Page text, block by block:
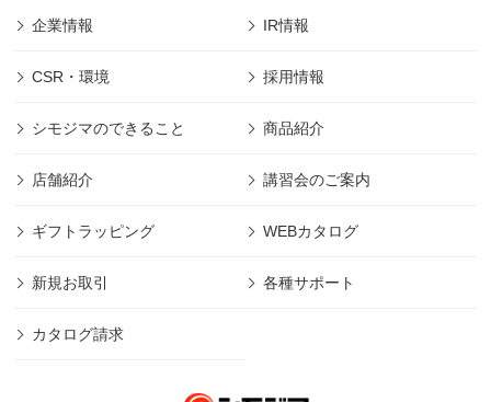
企業情報 IR情報
CSR・環境 採用情報
シモジマのできること 商品紹介
店舗紹介 講習会のご案内
ギフトラッピング WEBカタログ
新規お取引 各種サポート
カタログ請求